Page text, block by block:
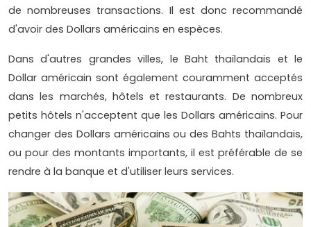
de nombreuses transactions. Il est donc recommandé
d'avoir des Dollars américains en espèces.
Dans d'autres grandes villes, le Baht thaïlandais et le
Dollar américain sont également couramment acceptés
dans les marchés, hôtels et restaurants. De nombreux
petits hôtels n'acceptent que les Dollars américains. Pour
changer des Dollars américains ou des Bahts thaïlandais,
ou pour des montants importants, il est préférable de se
rendre à la banque et d'utiliser leurs services.